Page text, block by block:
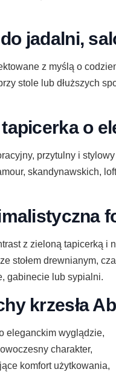
jadalni,
z myślą o
stole lub dłuższych
o
przytulny i
skandynawskich,
z zieloną tapicerką i
stołem drewnianym,
gabinecie lub sypialni.
krzesła
eleganckim wyglądzie,
charakter,
komfort użytkowania,